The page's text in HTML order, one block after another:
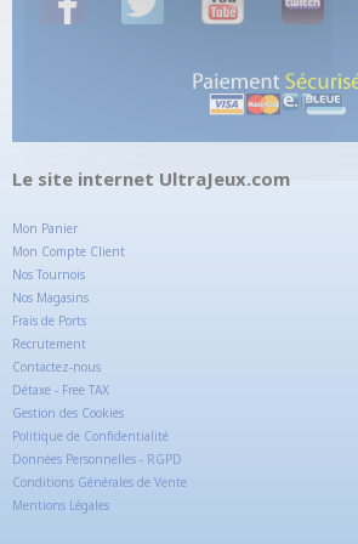
Le site internet UltraJeux.com
Mon Panier
Mon Compte Client
Nos Tournois
Nos Magasins
Frais de Ports
Recrutement
Contactez-nous
Détaxe - Free TAX
Gestion des Cookies
Politique de Confidentialité
Données Personnelles - RGPD
Conditions Générales de Vente
Mentions Légales